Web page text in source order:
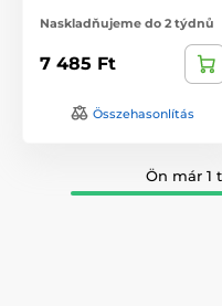
Naskladňujeme do 2 týdnů
7 485 Ft
Összehasonlítás
Ön már 1